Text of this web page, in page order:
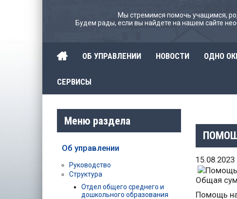
Мы стремимся помочь учащимся,
Будем рады, если вы найдете на нашем сайте
ОБ УПРАВЛЕНИИ НОВОСТИ ОДНО
СЕРВИСЫ
15.08.2023
Общая
Помощь
Меню раздела
Об управлении
Руководство
Структура
Отдел общего среднего и
дошкольного образования